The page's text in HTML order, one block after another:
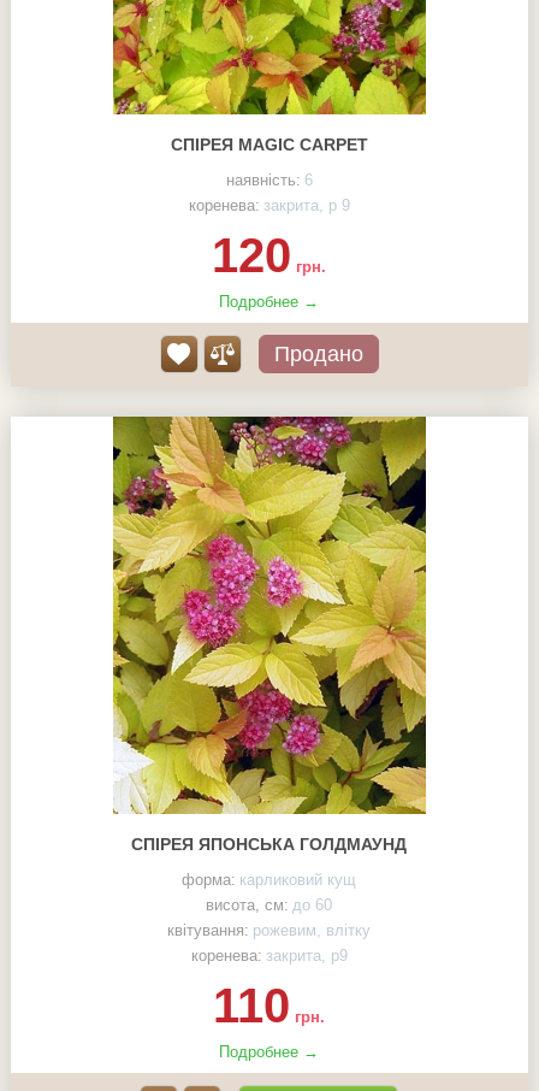
СПІРЕЯ MAGIC CARPET
наявність: 6
коренева: закрита, р 9
120 грн.
Подробнее →
Продано
СПІРЕЯ ЯПОНСЬКА ГОЛДМАУНД
форма: карликовий кущ
висота, см: до 60
квітування: рожевим, влітку
коренева: закрита, р9
110 грн.
Подробнее →